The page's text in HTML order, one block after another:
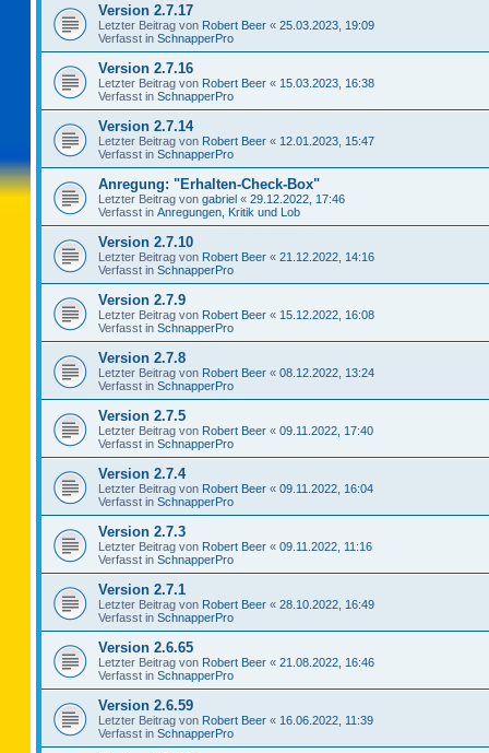
Version 2.7.17
Letzter Beitrag von Robert Beer « 25.03.2023, 19:09
Verfasst in SchnapperPro
Version 2.7.16
Letzter Beitrag von Robert Beer « 15.03.2023, 16:38
Verfasst in SchnapperPro
Version 2.7.14
Letzter Beitrag von Robert Beer « 12.01.2023, 15:47
Verfasst in SchnapperPro
Anregung: "Erhalten-Check-Box"
Letzter Beitrag von gabriel « 29.12.2022, 17:46
Verfasst in Anregungen, Kritik und Lob
Version 2.7.10
Letzter Beitrag von Robert Beer « 21.12.2022, 14:16
Verfasst in SchnapperPro
Version 2.7.9
Letzter Beitrag von Robert Beer « 15.12.2022, 16:08
Verfasst in SchnapperPro
Version 2.7.8
Letzter Beitrag von Robert Beer « 08.12.2022, 13:24
Verfasst in SchnapperPro
Version 2.7.5
Letzter Beitrag von Robert Beer « 09.11.2022, 17:40
Verfasst in SchnapperPro
Version 2.7.4
Letzter Beitrag von Robert Beer « 09.11.2022, 16:04
Verfasst in SchnapperPro
Version 2.7.3
Letzter Beitrag von Robert Beer « 09.11.2022, 11:16
Verfasst in SchnapperPro
Version 2.7.1
Letzter Beitrag von Robert Beer « 28.10.2022, 16:49
Verfasst in SchnapperPro
Version 2.6.65
Letzter Beitrag von Robert Beer « 21.08.2022, 16:46
Verfasst in SchnapperPro
Version 2.6.59
Letzter Beitrag von Robert Beer « 16.06.2022, 11:39
Verfasst in SchnapperPro